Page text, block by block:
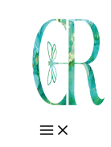
content